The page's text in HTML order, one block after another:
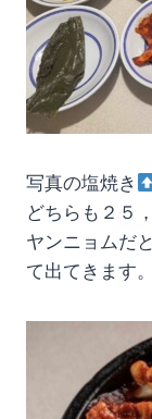
写真の塩焼き
どちらも２５
ヤンニョムだ
て出てきます。